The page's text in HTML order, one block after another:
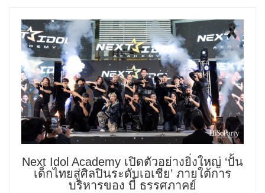
Next Idol Academy เปิดตัวอย่างยิ่งใหญ่ ‘ปั้น
เด็กไทยสู่ศิลปินระดับเอเชีย’ ภายใต้การ
บริหารของ บี้ ธรรศภาคย์